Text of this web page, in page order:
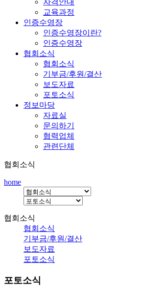
교육과정
인증수영장
인증수영장이란?
인증수영장
협회소식
협회소식
기부금/후원/결산
보도자료
포토소식
정보마당
자료실
문의하기
협력업체
관련단체
협회소식
home
협회소식
협회소식
기부금/후원/결산
보도자료
포토소식
포토소식